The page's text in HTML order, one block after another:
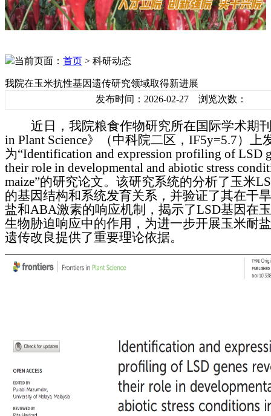
当前页面： 首页 > 科研动态
我院在玉米抗性基因遗传研究领域取得新进展
发布时间：2026-02-27 浏览次数：
近日，我院粮食作物研究所在国际学术期
in Plant Science》（中科院二区，IF5y=5.7）上
为“Identification and expression profiling of LSD
their role in developmental and abiotic stress
maize”的研究论文。该研究系统的分析了玉米
的基因结构和系统发育关系，并验证了其在干
盐和ABA激素的响应机制，揭示了LSD基因在
生物胁迫响应中的作用，为进一步开展玉米耐
遗传改良提供了重要理论依据。